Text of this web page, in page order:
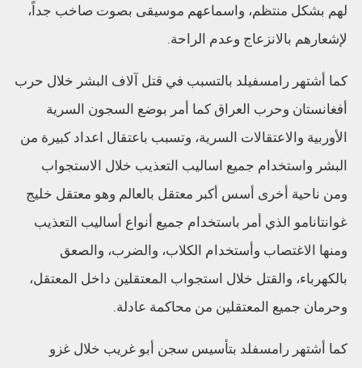
لهم بشكل منتظم، واسماعهم موسيقى بصوت صاخب جداً،
لإشعارهم بالانزعاج وعدم الراحة.
كما أشتهر رامسفيلد بالتسبب في قتل آلاف البشر خلال حرب
أفغانستان وحرب العراق كما أمر بوضع السجون السرية
الأوربية والاعتقالات السرية، وتسبب باعتقال اعداد كبيرة من
البشر واستخدام جميع اساليب التعذيب خلال الاستجواب
ومن ناحية أخرى أسس أكبر معتقل بالعالم وهو معتقل خليج
غوانتانامو الذي أمر باستخدام جميع أنواع أساليب التعذيب
ومنها الاغتصاب وأستخدام الكلاب، والضرب، والصعق
بالكهرباء، والقتل خلال استجواب المعتقلين داخل المعتقل،
وحرمان جميع المعتقلين من محاكمة عادلة.
كما أشتهر رامسفلد بتأسيس سجن أبو غريب خلال غزو